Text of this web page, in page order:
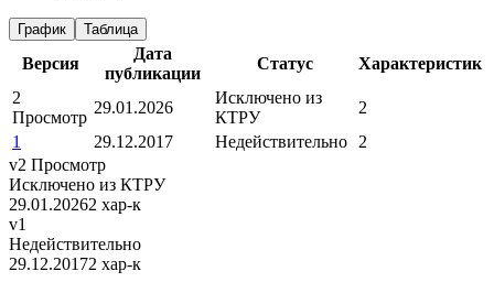
График Таблица
Версия
Дата
публикации
Статус
Характеристик
2
Просмотр
29.01.2026
Исключено из
КТРУ
2
1
29.12.2017 Недействительно
2
v2 Просмотр
Исключено из КТРУ
29.01.20262 хар-к
v1
Недействительно
29.12.20172 хар-к